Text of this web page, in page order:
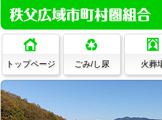
トップページ ごみ/し尿 火葬